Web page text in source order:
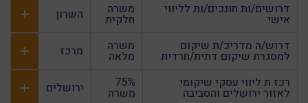
דרושים/ות חונכים/ות לליווי
אישי
משרה
חלקית
השרון
דרוש/ה מדריכ/ת שיקום
למסגרת שיקום דתית/חרדית
משרה
מלאה
מרכז
רכז.ת ליווי עסקי שיקומי
לאזור ירושלים והסביבה
75%
משרה ירושלים